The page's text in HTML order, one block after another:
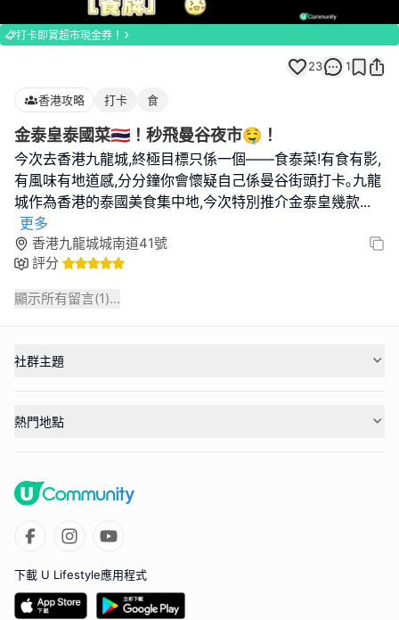
Loaded
100.00%
打卡即賞超市現金券！
23 1
香港攻略 打卡 食
金泰皇泰國菜🇹🇭！秒飛曼谷夜市🤤！
今次去香港九龍城,終極目標只係一個——食泰菜!有食有影,
有風味有地道感,分分鐘你會懷疑自己係曼谷街頭打卡｡九龍
城作為香港的泰國美食集中地,今次特別推介金泰皇幾款...
更多
香港九龍城城南道41號
評分
顯示所有留言(1)...
社群主題
熱門地點
下載 U Lifestyle應用程式